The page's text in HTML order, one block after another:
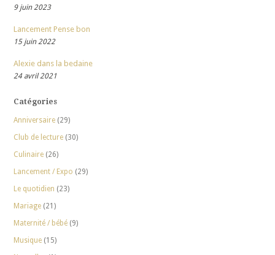
9 juin 2023
Lancement Pense bon
15 juin 2022
Alexie dans la bedaine
24 avril 2021
Catégories
Anniversaire(29)
Club de lecture(30)
Culinaire(26)
Lancement / Expo (29)
Le quotidien (23)
Mariage(21)
Maternité / bébé(9)
Musique(15)